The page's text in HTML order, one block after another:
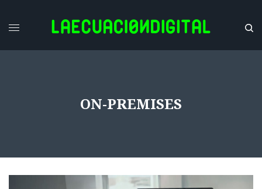
ON-PREMISES